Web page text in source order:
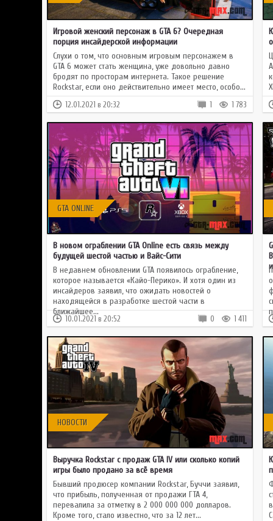
Игровой женский персонаж в GTA 6? Очередная
порция инсайдерской информации
Слухи о том, что основным игровым персонажем в
GTA 6 может стать женщина, уже довольно давно
бродят по просторам интернета. Такое решение
Rockstar, если оно действительно имеет место, особо...
12.01.2021 в 20:32 1 783
1
GTA ONLINE
В новом ограблении GTA Online есть связь между
будущей шестой частью и Вайс-Сити
В недавнем обновлении GTA появилось ограбление,
которое называется «Кайо-Перико». И хотя один из
инсайдеров заявил, что ожидать новостей о
находящейся в разработке шестой части в
ближайшее...
10.01.2021 в 20:52 1 411
0
НОВОСТИ
Выручка Rockstar с продаж GTA IV или сколько копий
игры было продано за всё время
Бывший продюсер компании Rockstar, Буччи заявил,
что прибыль, полученная от продажи ГТА 4,
перевалила за отметку в 2 000 000 000 долларов.
Кроме того, стало известно, что за 12 лет...